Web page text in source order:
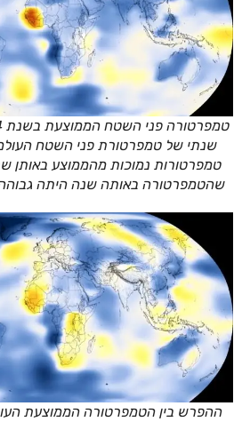
שנתי של טמפרטורת פני השטח
טמפרטורות נמוכות מהממוצע באותן
שהטמפרטורה באותה שנה היתה